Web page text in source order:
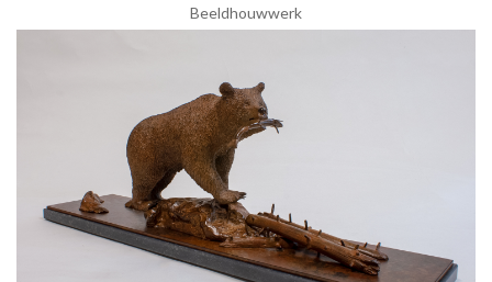
Beeldhouwwerk